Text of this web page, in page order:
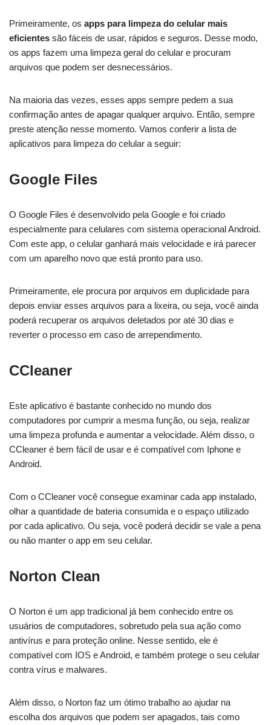
Primeiramente, os apps para limpeza do celular mais
eficientes são fáceis de usar, rápidos e seguros. Desse modo,
os apps fazem uma limpeza geral do celular e procuram
arquivos que podem ser desnecessários.
Na maioria das vezes, esses apps sempre pedem a sua
confirmação antes de apagar qualquer arquivo. Então, sempre
preste atenção nesse momento. Vamos conferir a lista de
aplicativos para limpeza do celular a seguir:
Google Files
O Google Files é desenvolvido pela Google e foi criado
especialmente para celulares com sistema operacional Android.
Com este app, o celular ganhará mais velocidade e irá parecer
com um aparelho novo que está pronto para uso.
Primeiramente, ele procura por arquivos em duplicidade para
depois enviar esses arquivos para a lixeira, ou seja, você ainda
poderá recuperar os arquivos deletados por até 30 dias e
reverter o processo em caso de arrependimento.
CCleaner
Este aplicativo é bastante conhecido no mundo dos
computadores por cumprir a mesma função, ou seja, realizar
uma limpeza profunda e aumentar a velocidade. Além disso, o
CCleaner é bem fácil de usar e é compatível com Iphone e
Android.
Com o CCleaner você consegue examinar cada app instalado,
olhar a quantidade de bateria consumida e o espaço utilizado
por cada aplicativo. Ou seja, você poderá decidir se vale a pena
ou não manter o app em seu celular.
Norton Clean
O Norton é um app tradicional já bem conhecido entre os
usuários de computadores, sobretudo pela sua ação como
antivírus e para proteção online. Nesse sentido, ele é
compatível com IOS e Android, e também protege o seu celular
contra vírus e malwares.
Além disso, o Norton faz um ótimo trabalho ao ajudar na
escolha dos arquivos que podem ser apagados, tais como